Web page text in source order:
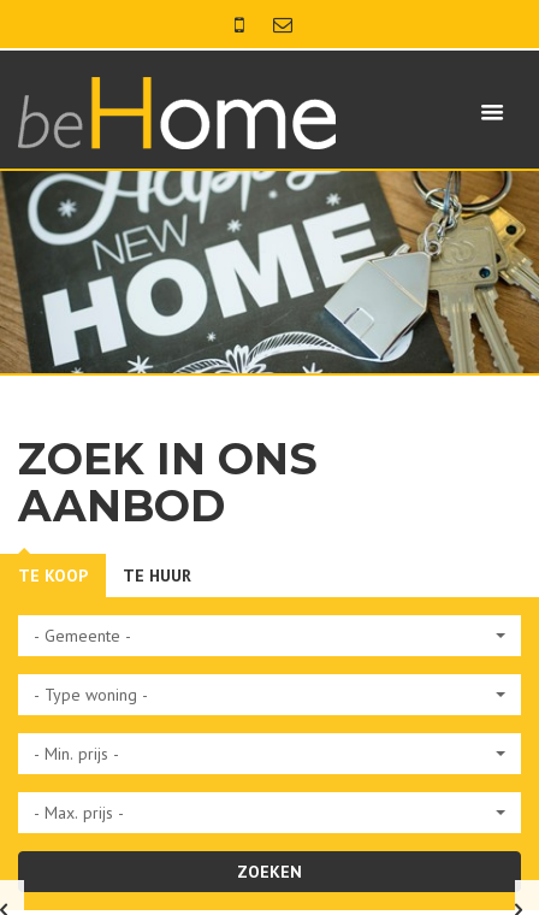
ZOEK IN ONS
AANBOD
- Gemeente -
- Type woning -
- Min. prijs -
- Max. prijs -
ZOEKEN
TE KOOP TE HUUR